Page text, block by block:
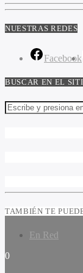
NUESTRAS REDES
Facebook
BUSCAR EN EL
TAMBIÉN TE
En Red
0